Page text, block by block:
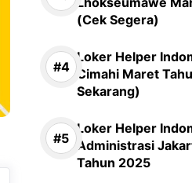
(Cek Segera)
Loker Helper
Cimahi Maret
Sekarang)
Loker Helper
Administrasi
Tahun 2025